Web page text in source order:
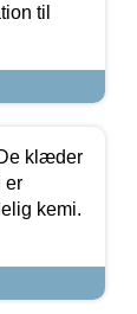
til
klæder
er
kemi.